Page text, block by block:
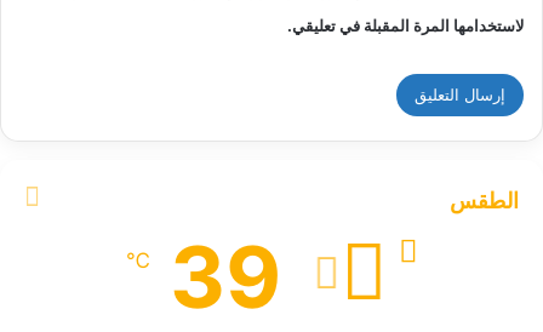
لاستخدامها المرة المقبلة في تعليقي.
الطقس
39
℃